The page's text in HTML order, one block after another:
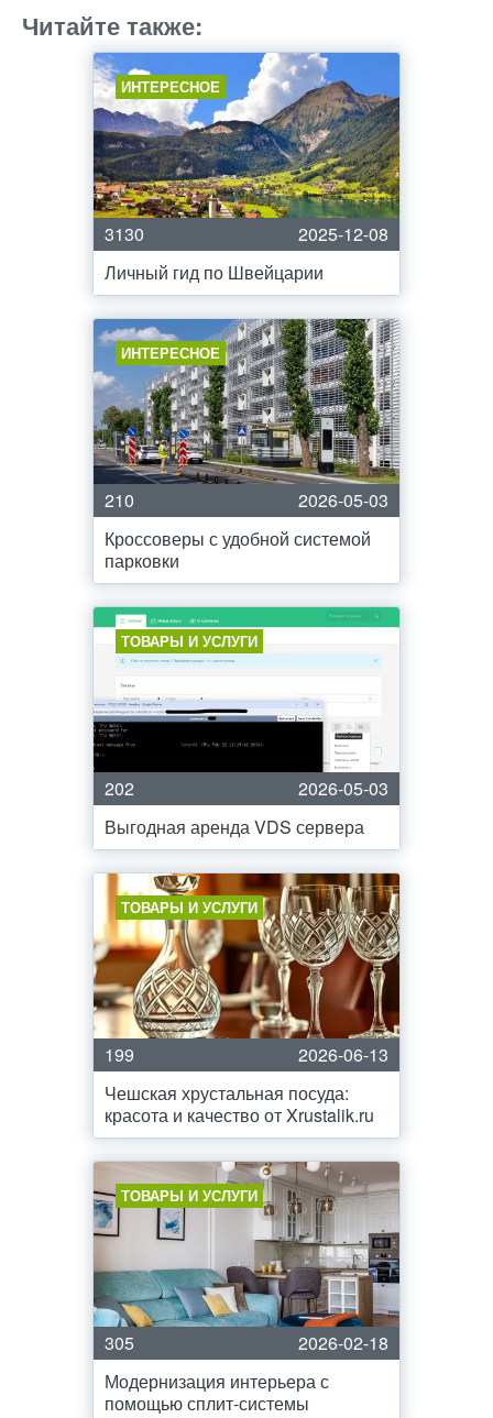
Читайте также:
ИНТЕРЕСНОЕ
3130
2025-12-08
Личный гид по Швейцарии
ИНТЕРЕСНОЕ
210
2026-05-03
Кроссоверы с удобной системой
парковки
ТОВАРЫ И УСЛУГИ
202
2026-05-03
Выгодная аренда VDS сервера
ТОВАРЫ И УСЛУГИ
199
2026-06-13
Чешская хрустальная посуда:
красота и качество от Xrustalik.ru
ТОВАРЫ И УСЛУГИ
305
2026-02-18
Модернизация интерьера с
помощью сплит-системы